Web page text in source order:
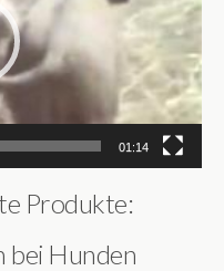
01:14
Produkte:
bei Hunden